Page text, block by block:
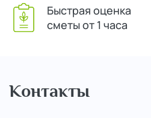
Быстрая оценка
сметы от 1 часа
Контакты